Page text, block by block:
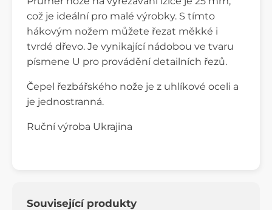
což je ideální pro malé výrobky. S tímto
hákovým nožem můžete řezat měkké i
tvrdé dřevo. Je vynikající nádobou ve tvaru
písmene U pro provádění detailních řezů.
Čepel řezbářského nože je z uhlíkové oceli a
je jednostranná.
Ruční výroba Ukrajina
Související produkty